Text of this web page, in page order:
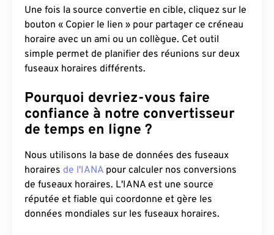
Une fois la source convertie en cible, cliquez sur le
bouton « Copier le lien » pour partager ce créneau
horaire avec un ami ou un collègue. Cet outil
simple permet de planifier des réunions sur deux
fuseaux horaires différents.
Pourquoi devriez-vous faire
confiance à notre convertisseur
de temps en ligne ?
Nous utilisons la base de données des fuseaux
horaires de l'IANA pour calculer nos conversions
de fuseaux horaires. L'IANA est une source
réputée et fiable qui coordonne et gère les
données mondiales sur les fuseaux horaires.